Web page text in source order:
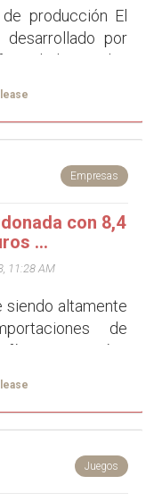
producción El
por
con las
Empresas
con 8,4
...
11:28 AM
siendo altamente
de
por sequías,
Sin embargo,
Juegos